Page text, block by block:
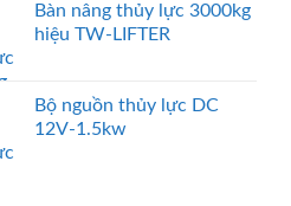
Bàn nâng thủy lực 3000kg
hiệu TW-LIFTER
Bộ nguồn thủy lực DC
12V-1.5kw